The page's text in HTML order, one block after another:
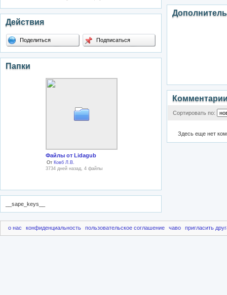
Действия
Поделиться Подписаться
Папки
Файлы от Lidagub
От Ковб Л.В.
3734 дней назад, 4 файлы
__sape_keys__
Сортировать по:
Здесь еще нет
о нас конфиденциальность пользовательское соглашение чаво пригласить